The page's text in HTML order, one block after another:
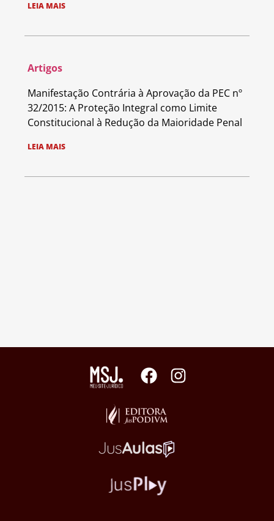
LEIA MAIS
Artigos
Manifestação Contrária à Aprovação da PEC nº
32/2015: A Proteção Integral como Limite
Constitucional à Redução da Maioridade Penal
LEIA MAIS